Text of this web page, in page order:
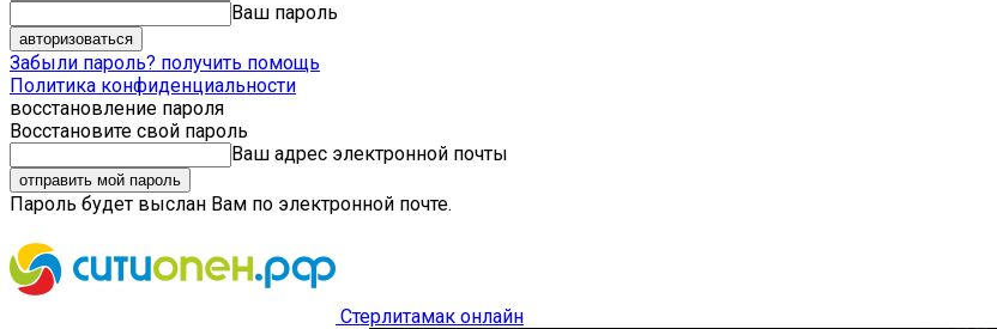
Ваш пароль
Забыли пароль? получить помощь
Политика конфиденциальности
восстановление пароля
Восстановите свой пароль
Ваш адрес электронной почты
Пароль будет выслан Вам по электронной почте.
Стерлитамак онлайн